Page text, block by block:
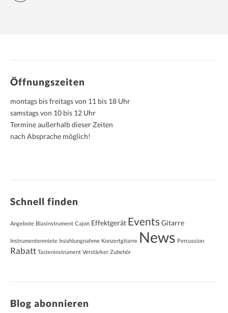
Öffnungszeiten
montags bis freitags von 11 bis 18 Uhr
samstags von 10 bis 12 Uhr
Termine außerhalb dieser Zeiten
nach Absprache möglich!
Schnell finden
Angebote Blasinstrument Cajon Effektgerät EventsGitarre
Instrumentenmiete Inzahlungnahme Konzertgitarre News Percussion
Rabatt Tasteninstrument Verstärker Zubehör
Blog abonnieren